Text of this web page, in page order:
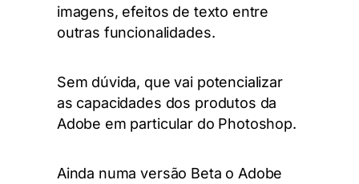
imagens, efeitos de texto entre
outras funcionalidades.
Sem dúvida, que vai potencializar
as capacidades dos produtos da
Adobe em particular do Photoshop.
Ainda numa versão Beta o Adobe